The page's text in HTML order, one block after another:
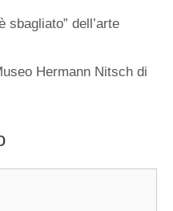
sbagliato” dell’arte
Hermann Nitsch di